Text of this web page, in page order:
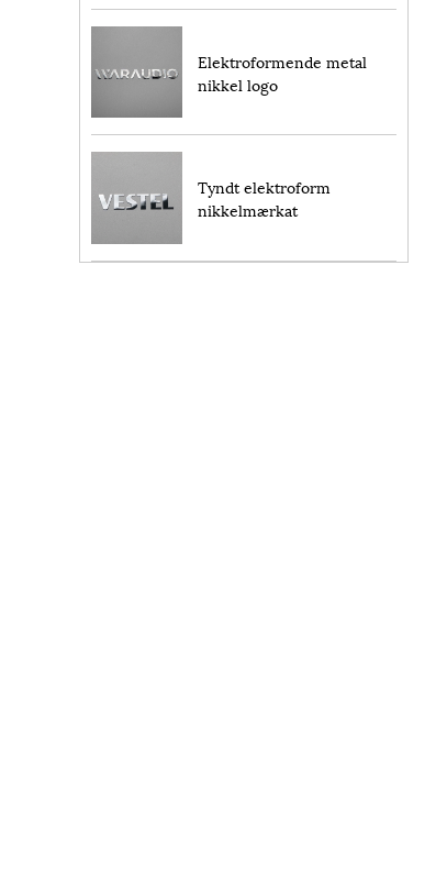
Elektroformende metal
nikkel logo
Tyndt elektroform
nikkelmærkat